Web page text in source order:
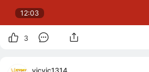
12:03
3
vicvic1314